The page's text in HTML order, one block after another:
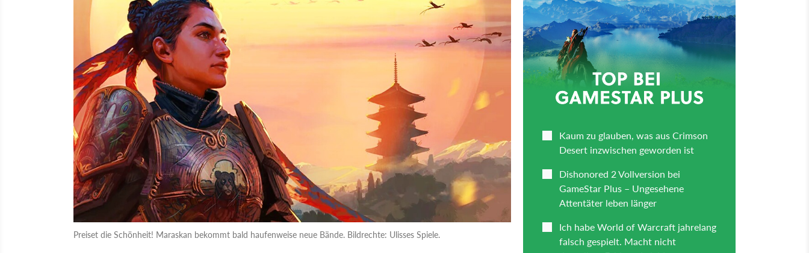
Preiset die Schönheit! Maraskan bekommt bald haufenweise neue Bände. Bildrechte: Ulisses Spiele.